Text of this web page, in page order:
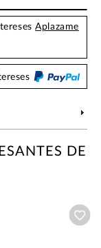
Aplazame
DE